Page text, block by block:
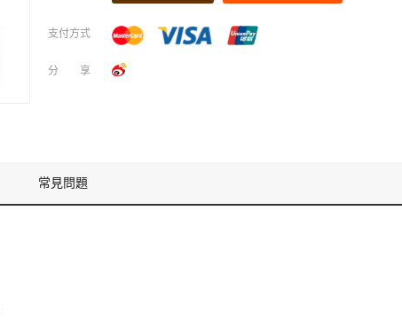
支付方式
分享
常見問題